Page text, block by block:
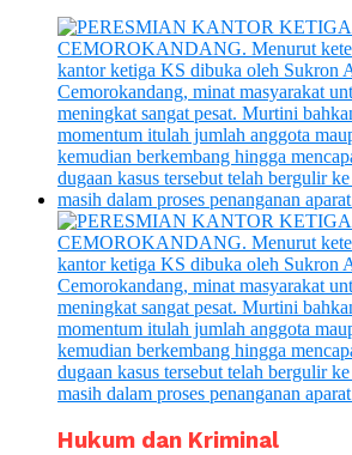
Hukum dan Kriminal